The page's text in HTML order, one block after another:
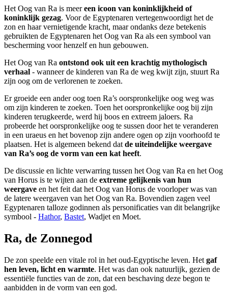
Het Oog van Ra is meereen icoon van koninklijkheid of
koninklijk gezag. Voor de Egyptenaren vertegenwoordigt het de
zon en haar vernietigende kracht, maar ondanks deze betekenis
gebruikten de Egyptenaren het Oog van Ra als een symbool van
bescherming voor henzelf en hun gebouwen.
Het Oog van Ra ontstond ook uit een krachtig mythologisch
verhaal - wanneer de kinderen van Ra de weg kwijt zijn, stuurt Ra
zijn oog om de verlorenen te zoeken.
Er groeide een ander oog toen Ra’s oorspronkelijke oog weg was
om zijn kinderen te zoeken. Toen het oorspronkelijke oog bij zijn
kinderen terugkeerde, werd hij boos en extreem jaloers. Ra
probeerde het oorspronkelijke oog te sussen door het te veranderen
in een uraeus en het bovenop zijn andere ogen op zijn voorhoofd te
plaatsen. Het is algemeen bekend dat de uiteindelijke weergave
van Ra’s oog de vorm van een kat heeft.
De discussie en lichte verwarring tussen het Oog van Ra en het Oog
van Horus is te wijten aan de extreme gelijkenis van hun
weergave en het feit dat het Oog van Horus de voorloper was van
de latere weergaven van het Oog van Ra. Bovendien zagen veel
Egyptenaren talloze godinnen als personificaties van dit belangrijke
symbool - Hathor, Bastet, Wadjet en Moet.
Ra, de Zonnegod
De zon speelde een vitale rol in het oud-Egyptische leven. Het gaf
hen leven, licht en warmte. Het was dan ook natuurlijk, gezien de
essentiële functies van de zon, dat een beschaving deze begon te
aanbidden in de vorm van een god.